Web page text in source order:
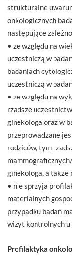
strukturalne
onkologicznych
następujące
• ze względu na
uczestniczą w
badaniach
uczestniczą w
• ze względu na
rzadsze
ginekologa oraz w
przeprowadzane
rodziców, tym
ginekologa, a także
• nie sprzyja
materialnych
przypadku badań
wizyt kontrolnych u
Profilaktyka